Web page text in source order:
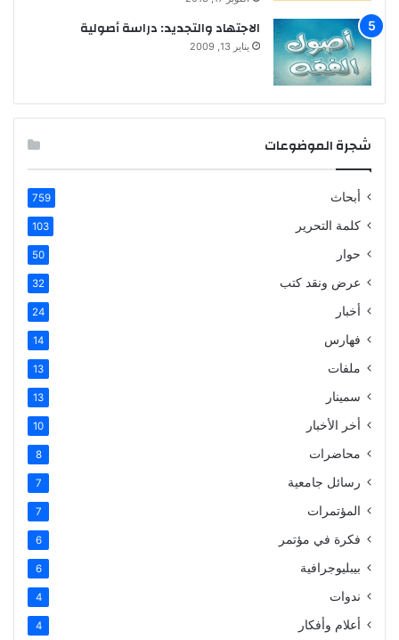
الاجتهاد والتجديد: دراسة أصولية
يناير 13, 2009
شجرة الموضوعات
أبحاث 759
كلمة التحرير 103
حوار 50
عرض ونقد كتب 32
أخبار 24
فهارس 14
ملفات 13
سمينار 13
أخر الأخبار 10
محاضرات 8
رسائل جامعية 7
المؤتمرات 7
فكرة في مؤتمر 6
بيبليوجرافية 6
ندوات 4
أعلام وأفكار 4